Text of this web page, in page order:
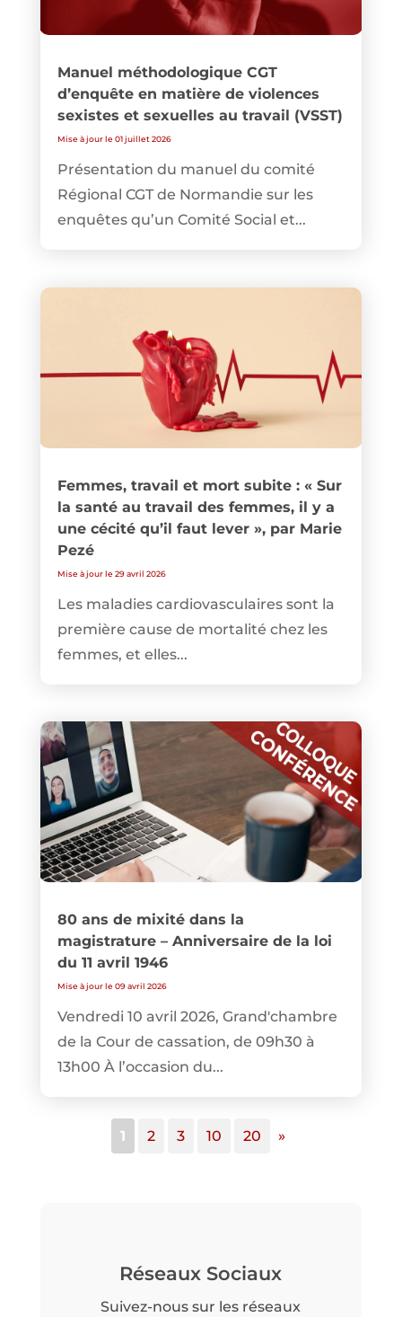
Manuel méthodologique CGT
d’enquête en matière de violences
sexistes et sexuelles au travail (VSST)
Mise à jour le 01 juillet 2026
Présentation du manuel du comité
Régional CGT de Normandie sur les
enquêtes qu’un Comité Social et...
Femmes, travail et mort subite : « Sur
la santé au travail des femmes, il y a
une cécité qu’il faut lever », par Marie
Pezé
Mise à jour le 29 avril 2026
Les maladies cardiovasculaires sont la
première cause de mortalité chez les
femmes, et elles...
80 ans de mixité dans la
magistrature – Anniversaire de la loi
du 11 avril 1946
Mise à jour le 09 avril 2026
Vendredi 10 avril 2026, Grand'chambre
de la Cour de cassation, de 09h30 à
13h00 À l’occasion du...
1 2 3 10 20 »
Réseaux Sociaux
Suivez-nous sur les réseaux